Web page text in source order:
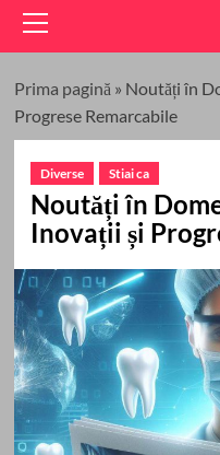
Menu
Prima pagină » Noutăți în
Progrese Remarcabile
Diverse Stiai ca
Noutăți în
Inovații și